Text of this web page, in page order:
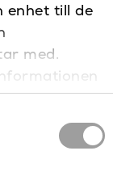
enhet till de
med.
har
in när